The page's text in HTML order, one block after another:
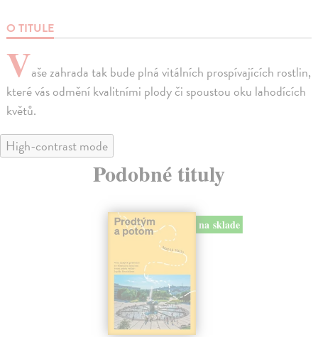
O TITULE
Vaše zahrada tak bude plná vitálních prospívajících rostlin,
které vás odmění kvalitními plody či spoustou oku lahodících
květů.
High-contrast mode
Podobné tituly